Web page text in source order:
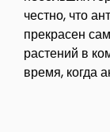
честно, что
прекрасен
растений в
время, когда